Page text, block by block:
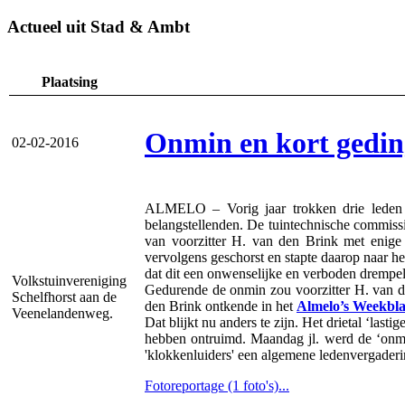
Actueel uit Stad & Ambt
Plaatsing
02-02-2016 Onmin en kort
Volkstuinvereniging
Schelfhorst aan de
Veenelandenweg.
ALMELO – Vorig jaar trokken drie leden
belangstellenden. De tuintechnische
van voorzitter H. van den Brink met enige
vervolgens geschorst en stapte daarop naar
dat dit een onwenselijke en verboden
Gedurende de onmin zou voorzitter H. van
den Brink ontkende in hetAlmelo’s
Dat blijkt nu anders te zijn. Het drietal
hebben ontruimd. Maandag jl. werd de
'klokkenluiders' een algemene
Fotoreportage (1 foto's)...